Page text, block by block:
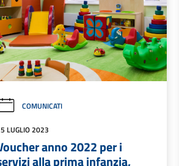
COMUNICATI
LUGLIO 2023
anno 2022 per i
alla prima infanzia,